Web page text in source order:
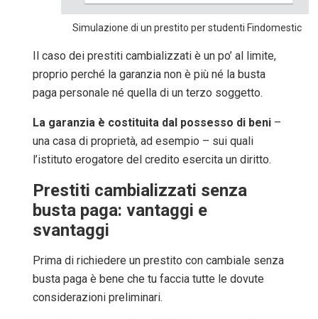
Simulazione di un prestito per studenti Findomestic
Il caso dei prestiti cambializzati è un po’ al limite,
proprio perché la garanzia non è più né la busta
paga personale né quella di un terzo soggetto.
La garanzia è costituita dal possesso di beni–
una casa di proprietà, ad esempio – sui quali
l’istituto erogatore del credito esercita un diritto.
Prestiti cambializzati senza
busta paga: vantaggi e
svantaggi
Prima di richiedere un prestito con cambiale senza
busta paga è bene che tu faccia tutte le dovute
considerazioni preliminari.